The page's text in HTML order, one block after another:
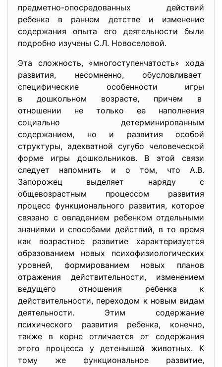
предметно-опосредованных действий
ребенка в раннем детстве и изменение
содержания опыта его деятельности были
подробно изучены С.Л. Новоселовой.
Эта сложность, «многоступенчатость» хода
развития, несомненно, обусловливает
специфические особенности игры
в дошкольном возрасте, причем в
отношении не только ее наполнения
социально детерминированным
содержанием, но и развития особой
структуры, адекватной сугубо человеческой
форме игры дошкольников. В этой связи
следует напомнить и о том, что А.В.
Запорожец выделяет наряду с
общевозрастным процессом развития
процесс функционального развития, которое
связано с овладением ребенком отдельными
знаниями и способами действий, в то время
как возрастное развитие характеризуется
образованием новых психофизиологических
уровней, формированием новых планов
отражения действительности, изменением
ведущего отношения ребенка к
действительности, переходом к новым видам
деятельности. Этим содержание
психического развития ребенка, конечно,
также в корне отличается от содержания
этого процесса у детенышей животных. К
тому же функциональное развитие,